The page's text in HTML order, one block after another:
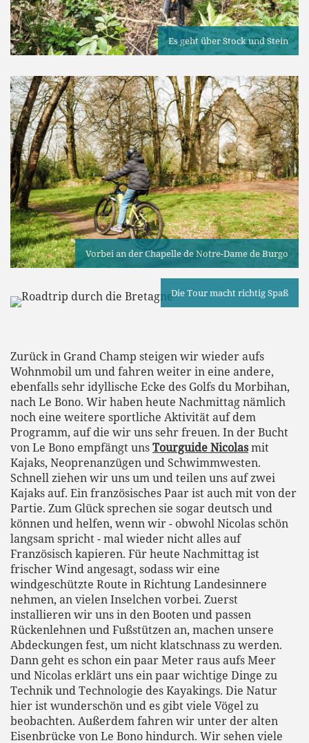
Es geht über Stock und Stein
Vorbei an der Chapelle de Notre-Dame de Burgo
Die Tour macht richtig Spaß
Zurück in Grand Champ steigen wir wieder aufs
Wohnmobil um und fahren weiter in eine andere,
ebenfalls sehr idyllische Ecke des Golfs du Morbihan,
nach Le Bono. Wir haben heute Nachmittag nämlich
noch eine weitere sportliche Aktivität auf dem
Programm, auf die wir uns sehr freuen. In der Bucht
von Le Bono empfängt unsTourguide Nicolasmit
Kajaks, Neoprenanzügen und Schwimmwesten.
Schnell ziehen wir uns um und teilen uns auf zwei
Kajaks auf. Ein französisches Paar ist auch mit von der
Partie. Zum Glück sprechen sie sogar deutsch und
können und helfen, wenn wir - obwohl Nicolas schön
langsam spricht - mal wieder nicht alles auf
Französisch kapieren. Für heute Nachmittag ist
frischer Wind angesagt, sodass wir eine
windgeschützte Route in Richtung Landesinnere
nehmen, an vielen Inselchen vorbei. Zuerst
installieren wir uns in den Booten und passen
Rückenlehnen und Fußstützen an, machen unsere
Abdeckungen fest, um nicht klatschnass zu werden.
Dann geht es schon ein paar Meter raus aufs Meer
und Nicolas erklärt uns ein paar wichtige Dinge zu
Technik und Technologie des Kayakings. Die Natur
hier ist wunderschön und es gibt viele Vögel zu
beobachten. Außerdem fahren wir unter der alten
Eisenbrücke von Le Bono hindurch. Wir sehen viele